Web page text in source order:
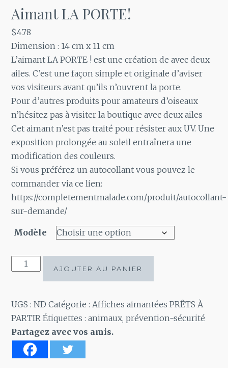
Aimant LA PORTE!
$4.78
Dimension : 14 cm x 11 cm
L’aimant LA PORTE ! est une création de avec deux
ailes. C’est une façon simple et originale d’aviser
vos visiteurs avant qu’ils n’ouvrent la porte.
Pour d’autres produits pour amateurs d’oiseaux
n’hésitez pas à visiter laboutique avec deux ailes
Cet aimant n’est pas traité pour résister aux UV. Une
exposition prolongée au soleil entraînera une
modification des couleurs.
Si vous préférez un autocollant vous pouvez le
commander via ce lien:
https://completementmalade.com/produit/autocollant-
sur-demande/
Modèle
quantité
LA
PORTE!
AJOUTER AU PANIER
UGS :ND Catégorie :Affiches aimantées PRÊTS À
PARTIR Étiquettes :animaux,prévention-sécurité
Partagez avec vos amis.